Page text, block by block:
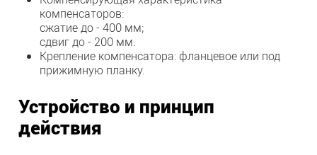
компенсаторов:
сжатие до - 400 мм;
сдвиг до - 200 мм.
Крепление компенсатора: фланцевое или под
прижимную планку.
Устройство и принцип
действия